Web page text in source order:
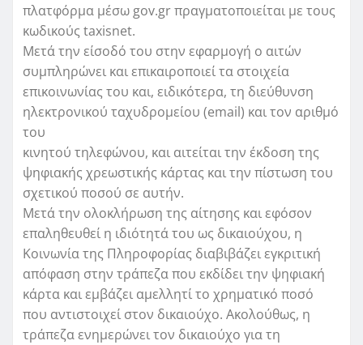
πλατφόρμα μέσω gov.gr πραγματοποιείται με τους
κωδικούς taxisnet.
Μετά την είσοδό του στην εφαρμογή ο αιτών
συμπληρώνει και επικαιροποιεί τα στοιχεία
επικοινωνίας του και, ειδικότερα, τη διεύθυνση
ηλεκτρονικού ταχυδρομείου (email) και τον αριθμό
του
κινητού τηλεφώνου, και αιτείται την έκδοση της
ψηφιακής χρεωστικής κάρτας και την πίστωση του
σχετικού ποσού σε αυτήν.
Μετά την ολοκλήρωση της αίτησης και εφόσον
επαληθευθεί η ιδιότητά του ως δικαιούχου, η
Κοινωνία της Πληροφορίας διαβιβάζει εγκριτική
απόφαση στην τράπεζα που εκδίδει την ψηφιακή
κάρτα και εμβάζει αμελλητί το χρηματικό ποσό
που αντιστοιχεί στον δικαιούχο. Ακολούθως, η
τράπεζα ενημερώνει τον δικαιούχο για τη